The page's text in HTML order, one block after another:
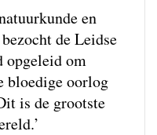
en
de Leidse
opgeleid om
bloedige oorlog
is de grootste